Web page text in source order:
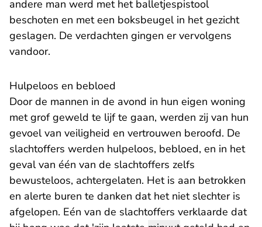
andere man werd met het balletjespistool
beschoten en met een boksbeugel in het gezicht
geslagen. De verdachten gingen er vervolgens
vandoor.
Hulpeloos en bebloed
Door de mannen in de avond in hun eigen woning
met grof geweld te lijf te gaan, werden zij van hun
gevoel van veiligheid en vertrouwen beroofd. De
slachtoffers werden hulpeloos, bebloed, en in het
geval van één van de slachtoffers zelfs
bewusteloos, achtergelaten. Het is aan betrokken
en alerte buren te danken dat het niet slechter is
afgelopen. Eén van de slachtoffers verklaarde dat